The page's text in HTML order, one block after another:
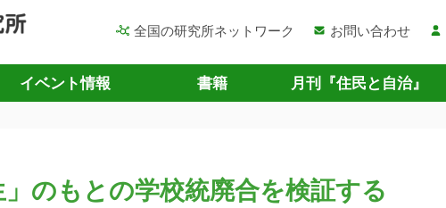
全国の研究所ネットワーク お問い合わせ
イベント情報 書籍 月刊『住民と自治』
」のもとの学校統廃合を検証する